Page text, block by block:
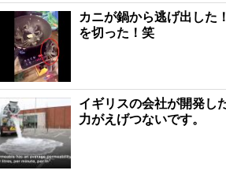
カニが鍋から逃げ出した
を切った！笑
イギリスの会社が開発し
力がえげつないです。